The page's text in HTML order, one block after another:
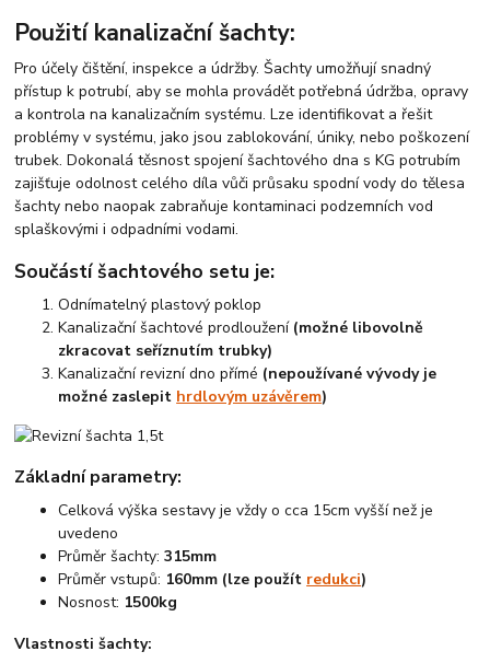
Použití kanalizační šachty:
Pro účely čištění, inspekce a údržby. Šachty umožňují snadný
přístup k potrubí, aby se mohla provádět potřebná údržba, opravy
a kontrola na kanalizačním systému. Lze identifikovat a řešit
problémy v systému, jako jsou zablokování, úniky, nebo poškození
trubek. Dokonalá těsnost spojení šachtového dna s KG potrubím
zajišťuje odolnost celého díla vůči průsaku spodní vody do tělesa
šachty nebo naopak zabraňuje kontaminaci podzemních vod
splaškovými i odpadními vodami.
Součástí šachtového setu je:
Odnímatelný plastový poklop
Kanalizační šachtové prodloužení (možné libovolně
zkracovat seříznutím trubky)
Kanalizační revizní dno přímé (nepoužívané vývody je
možné zaslepit hrdlovým uzávěrem)
Základní parametry:
Celková výška sestavy je vždy o cca 15cm vyšší než je
uvedeno
Průměr šachty:315mm
Průměr vstupů: 160mm (lze použít redukci)
Nosnost: 1500kg
Vlastnosti šachty: